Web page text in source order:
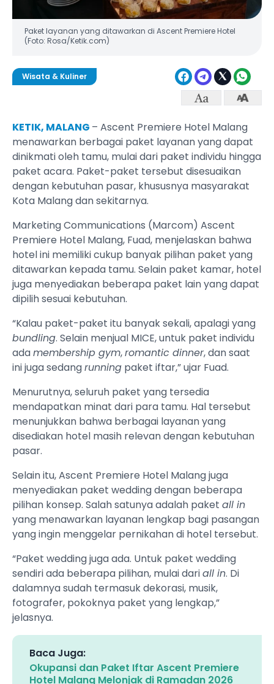
Paket layanan yang ditawarkan di Ascent Premiere Hotel
(Foto: Rosa/Ketik.com)
Wisata & Kuliner
KETIK, MALANG – Ascent Premiere Hotel Malang
menawarkan berbagai paket layanan yang dapat
dinikmati oleh tamu, mulai dari paket individu hingga
paket acara. Paket-paket tersebut disesuaikan
dengan kebutuhan pasar, khususnya masyarakat
Kota Malang dan sekitarnya.
Marketing Communications (Marcom) Ascent
Premiere Hotel Malang, Fuad, menjelaskan bahwa
hotel ini memiliki cukup banyak pilihan paket yang
ditawarkan kepada tamu. Selain paket kamar, hotel
juga menyediakan beberapa paket lain yang dapat
dipilih sesuai kebutuhan.
“Kalau paket-paket itu banyak sekali, apalagi yang
bundling. Selain menjual MICE, untuk paket individu
adamembership gym,romantic dinner, dan saat
ini juga sedangrunning paket iftar,” ujar Fuad.
Menurutnya, seluruh paket yang tersedia
mendapatkan minat dari para tamu. Hal tersebut
menunjukkan bahwa berbagai layanan yang
disediakan hotel masih relevan dengan kebutuhan
pasar.
Selain itu, Ascent Premiere Hotel Malang juga
menyediakan paket wedding dengan beberapa
pilihan konsep. Salah satunya adalah paket all in
yang menawarkan layanan lengkap bagi pasangan
yang ingin menggelar pernikahan di hotel tersebut.
“Paket wedding juga ada. Untuk paket wedding
sendiri ada beberapa pilihan, mulai dariall in. Di
dalamnya sudah termasuk dekorasi, musik,
fotografer, pokoknya paket yang lengkap,”
jelasnya.
Baca Juga:
Okupansi dan Paket Iftar Ascent Premiere
Hotel Malang Melonjak di Ramadan 2026